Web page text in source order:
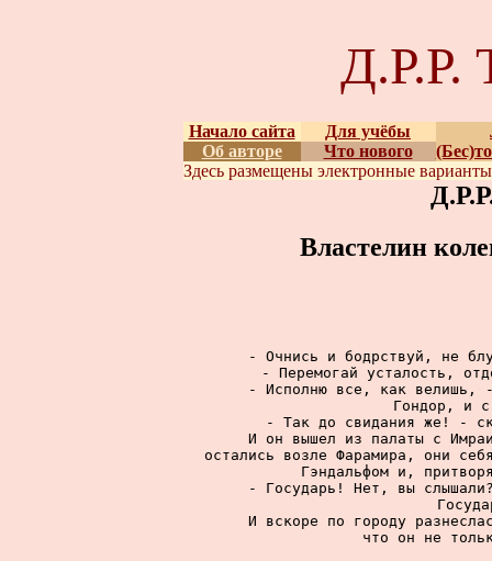
Начало сайта Для учёбы
Об авторе
Что нового
Здесь размещены электронные
Властелин
- Очнись и бодрствуй, не
- Перемогай усталость,
- Исполню все, как велишь,
Гондор, и с
- Так до свидания же! -
И он вышел из палаты с
остались возле Фарамира, они
Гэндальфом и,
- Государь! Нет, вы
И вскоре по городу
что он не